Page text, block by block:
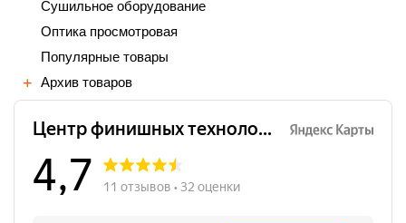
Сушильное оборудование
Оптика просмотровая
Популярные товары
Архив товаров